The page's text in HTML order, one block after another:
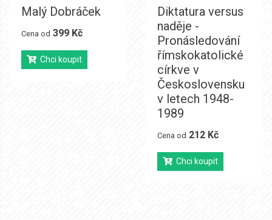
Malý Dobráček
Cena od 399 Kč
Chci koupit
Diktatura versus
naděje -
Pronásledování
římskokatolické
církve v
Československu
v letech 1948-
1989
Cena od 212 Kč
Chci koupit